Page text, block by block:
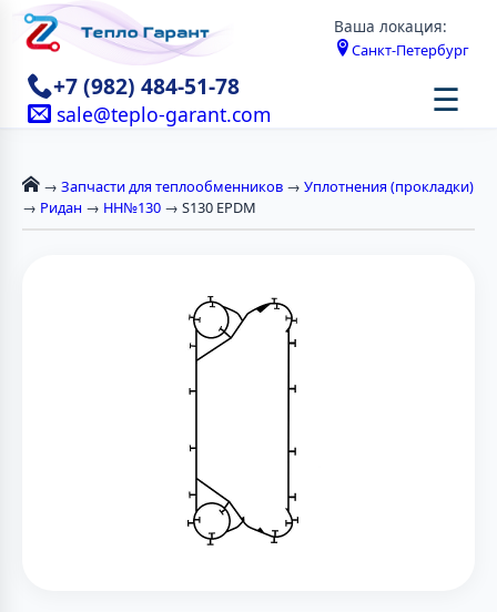
Ваша локация:
Санкт-Петербург
+7 (982) 484-51-78
sale@teplo-garant.com ☰
→ Запчасти для теплообменников → Уплотнения (прокладки)
→ Ридан → НН№130 → S130 EPDM